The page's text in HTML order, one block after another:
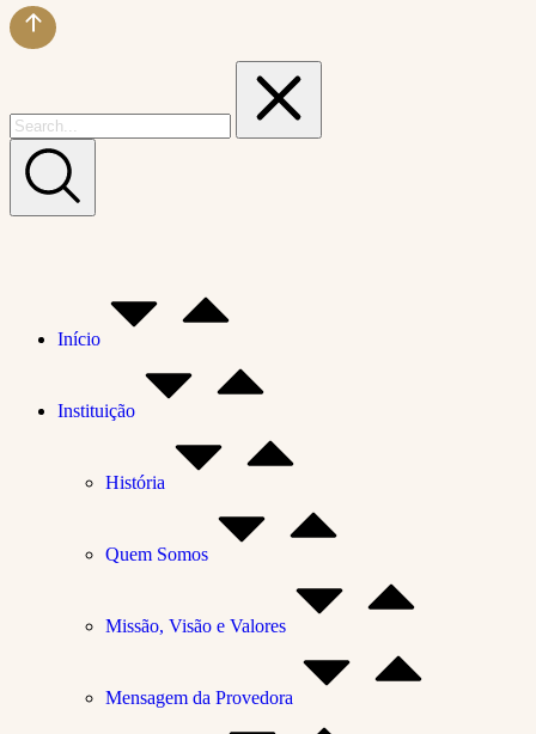
Início
Instituição
História
Quem Somos
Missão, Visão e Valores
Mensagem da Provedora